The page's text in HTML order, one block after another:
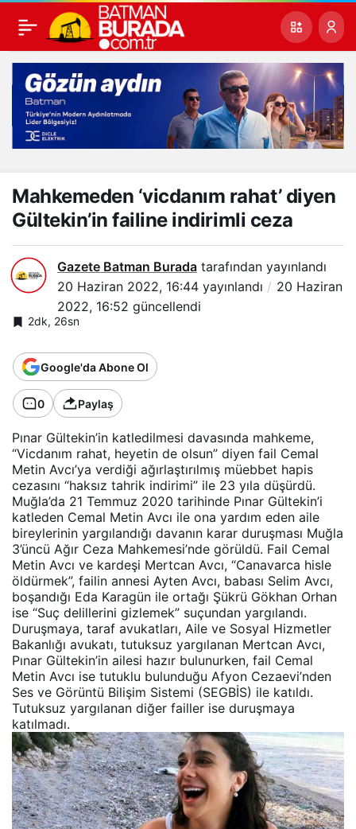
Mahkemeden ‘vicdanım rahat’ diyen
Gültekin’in failine indirimli ceza
Gazete Batman Burada tarafından yayınlandı
20 Haziran 2022, 16:44 yayınlandı
20 Haziran
2022, 16:52 güncellendi
2dk, 26sn
Google'da Abone Ol
0 Paylaş
Pınar Gültekin’in katledilmesi davasında mahkeme,
“Vicdanım rahat, heyetin de olsun” diyen fail Cemal
Metin Avcı’ya verdiği ağırlaştırılmış müebbet hapis
cezasını “haksız tahrik indirimi” ile 23 yıla düşürdü.
Muğla’da 21 Temmuz 2020 tarihinde Pınar Gültekin’i
katleden Cemal Metin Avcı ile ona yardım eden aile
bireylerinin yargılandığı davanın karar duruşması Muğla
3’üncü Ağır Ceza Mahkemesi’nde görüldü. Fail Cemal
Metin Avcı ve kardeşi Mertcan Avcı, “Canavarca hisle
öldürmek”, failin annesi Ayten Avcı, babası Selim Avcı,
boşandığı Eda Karagün ile ortağı Şükrü Gökhan Orhan
ise “Suç delillerini gizlemek” suçundan yargılandı.
Duruşmaya, taraf avukatları, Aile ve Sosyal Hizmetler
Bakanlığı avukatı, tutuksuz yargılanan Mertcan Avcı,
Pınar Gültekin’in ailesi hazır bulunurken, fail Cemal
Metin Avcı ise tutuklu bulunduğu Afyon Cezaevi’nden
Ses ve Görüntü Bilişim Sistemi (SEGBİS) ile katıldı.
Tutuksuz yargılanan diğer failler ise duruşmaya
katılmadı.